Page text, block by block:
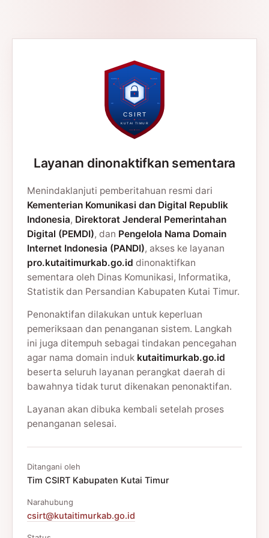
Layanan dinonaktifkan sementara
Menindaklanjuti pemberitahuan resmi dari
Kementerian Komunikasi dan Digital Republik
Indonesia, Direktorat Jenderal Pemerintahan
Digital (PEMDI), dan Pengelola Nama Domain
Internet Indonesia (PANDI), akses ke layanan
pro.kutaitimurkab.go.id dinonaktifkan
sementara oleh Dinas Komunikasi, Informatika,
Statistik dan Persandian Kabupaten Kutai Timur.
Penonaktifan dilakukan untuk keperluan
pemeriksaan dan penanganan sistem. Langkah
ini juga ditempuh sebagai tindakan pencegahan
agar nama domain induk kutaitimurkab.go.id
beserta seluruh layanan perangkat daerah di
bawahnya tidak turut dikenakan penonaktifan.
Layanan akan dibuka kembali setelah proses
penanganan selesai.
Ditangani oleh
Tim CSIRT Kabupaten Kutai Timur
Narahubung
csirt@kutaitimurkab.go.id